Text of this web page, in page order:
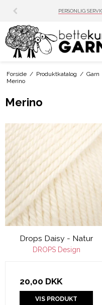
SERVICE MAIL: INFO@BETTEKUN.DK
Forside / Produktkatalog / Garn
Merino
Merino
Drops Daisy - Natur
DROPS Design
20,00 DKK
VIS PRODUKT